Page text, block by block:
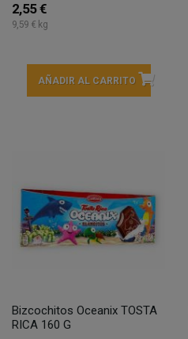
2,55 €
9,59 € kg
AÑADIR AL CARRITO
Bizcochitos Oceanix TOSTA
RICA 160 G